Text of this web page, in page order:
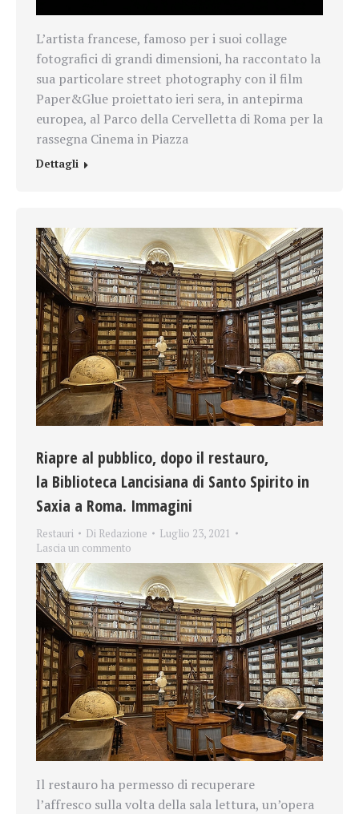
L’artista francese, famoso per i suoi collage
fotografici di grandi dimensioni, ha raccontato la
sua particolare street photography con il film
Paper&Glue proiettato ieri sera, in antepirma
europea, al Parco della Cervelletta di Roma per la
rassegna Cinema in Piazza
Dettagli
Riapre al pubblico, dopo il restauro,
la Biblioteca Lancisiana di Santo Spirito in
Saxia a Roma. Immagini
Restauri Di Redazione
Luglio 23, 2021
Lascia un commento
Il restauro ha permesso di recuperare
l’affresco sulla volta della sala lettura, un’opera